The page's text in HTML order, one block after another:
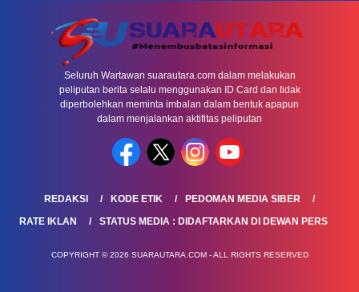
Seluruh Wartawan suarautara.com dalam melakukan
peliputan berita selalu menggunakan ID Card dan tidak
diperbolehkan meminta imbalan dalam bentuk apapun
dalam menjalankan aktifitas peliputan
REDAKSI KODE ETIK
PEDOMAN MEDIA SIBER
RATE IKLAN
STATUS MEDIA : DIDAFTARKAN DI DEWAN PERS
COPYRIGHT © 2026 SUARAUTARA.COM - ALL RIGHTS RESERVED